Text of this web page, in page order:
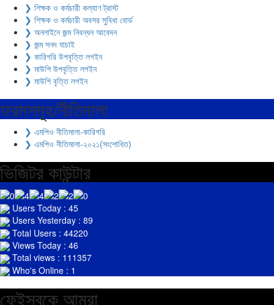
❯ শিক্ষক ও কর্মচারী কল্যাণ ট্রাস্ট
❯ শিক্ষক ও কর্মচারী অবসর সুবিধা বোর্ড
❯ অনলাইনে জন্ম নিবন্ধন আবেদন
❯ জন্ম সনদ যাচাই
❯ কারিগরি উপবৃত্তি লগইন
❯ মাউশি উপবৃত্তি লগইন
❯ মাউশি বৃত্তি লগইন
ফরমসমূহ/নীতিমালা
❯ এমপিও নীতিমালা-কারিগরি
❯ এমপিও নীতিমালা-২০২১(সংশোধিত)
ভিজিটর কাউন্টার
Users Today : 45
Users Yesterday : 89
Total Users : 44220
Views Today : 46
Total views : 111357
Who's Online : 1
ফেইসবুকে আমরা